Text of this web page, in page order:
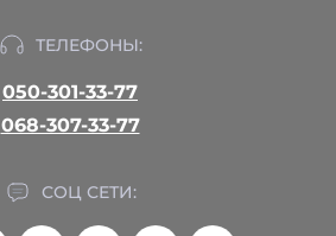
ТЕЛЕФОНЫ:
050-301-33-77
068-307-33-77
СОЦ СЕТИ: